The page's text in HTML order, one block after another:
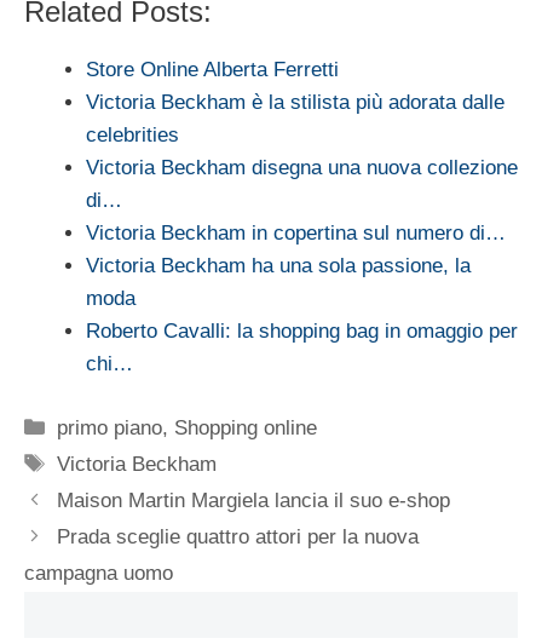
Related Posts:
Store Online Alberta Ferretti
Victoria Beckham è la stilista più adorata dalle
celebrities
Victoria Beckham disegna una nuova collezione
di…
Victoria Beckham in copertina sul numero di…
Victoria Beckham ha una sola passione, la
moda
Roberto Cavalli: la shopping bag in omaggio per
chi…
Categorie
primo piano, Shopping online
Tag
Victoria Beckham
Maison Martin Margiela lancia il suo e-shop
Prada sceglie quattro attori per la nuova
campagna uomo